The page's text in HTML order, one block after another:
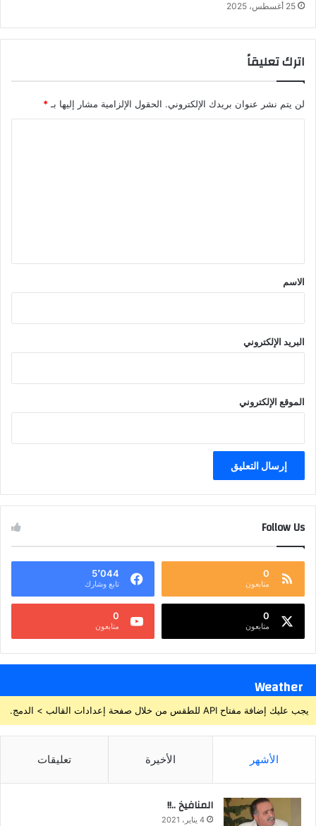
25 أغسطس، 2025
اترك تعليقاً
لن يتم نشر عنوان بريدك الإلكتروني. الحقول الإلزامية مشار إليها بـ *
*
الاسم
البريد الإلكتروني
الموقع الإلكتروني
Follow Us
0
متابعون
5٬044
تابع وشارك
0
متابعون
0
متابعون
Weather
يجب عليك إضافة مفتاح API للطقس من خلال صفحة إعدادات القالب > الدمج.
الأشهر الأخيرة تعليقات
المنافيخ ..!!
4 يناير، 2021